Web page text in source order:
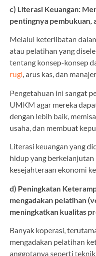
c) Literasi Keuangan:
pentingnya pembukuan,
Melalui keterlibatan
atau pelatihan yang
tentang konsep-konsep
rugi, arus kas, dan
Pengetahuan ini sangat
UMKM agar mereka
dengan lebih baik,
usaha, dan membuat
Literasi keuangan yang
hidup yang
kesejahteraan ekonomi
d) Peningkatan
mengadakan pelatihan
meningkatkan kualitas
Banyak koperasi,
mengadakan pelatihan
anggotanya seperti